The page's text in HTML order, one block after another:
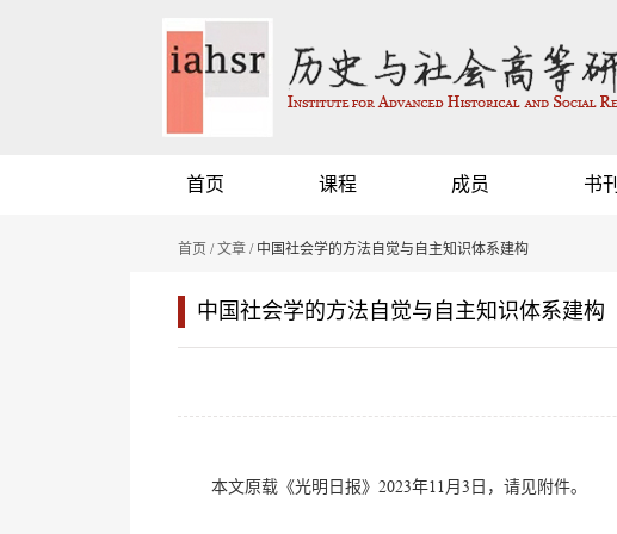
首页 课程 成员 书刊
首页 /文章 / 中国社会学的方法自觉与自主知识体系建构
中国社会学的方法自觉与自主知识体系建构
本文原载《光明日报》2023年11月3日，请见附件。